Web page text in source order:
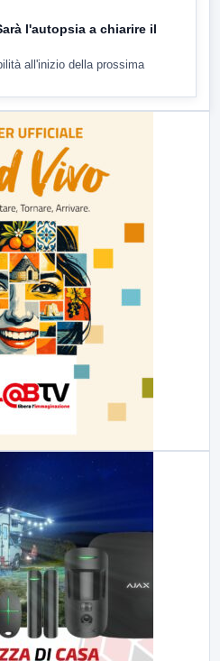
l'autopsia a chiarire il
all'inizio della prossima